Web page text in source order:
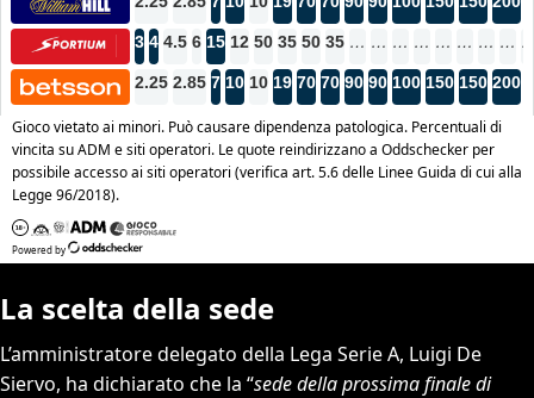
La scelta della sede
L’amministratore delegato della Lega Serie A, Luigi De
Siervo, ha dichiarato che la “sede della prossima finale di